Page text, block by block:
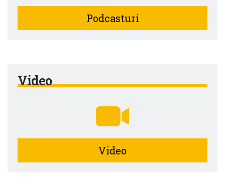
Podcasturi
Video
Video